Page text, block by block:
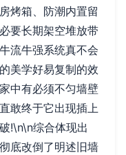
烤箱、防潮内置留
要长期架空堆放带
流牛强系统真不会
美学好易复制的效
中有必须不匀墙壁
敢终于它出现插上
!\n\n综合体现出
底改倒了明述旧墙